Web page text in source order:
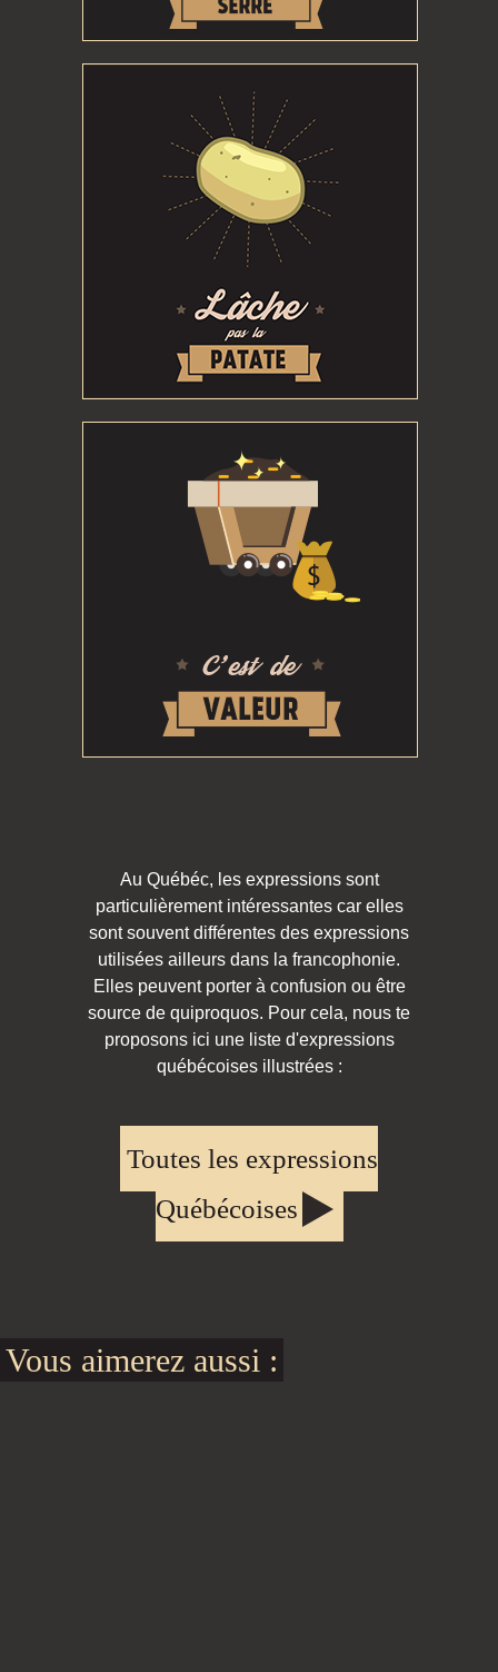
Au Québéc, les expressions sont
particulièrement intéressantes car elles
sont souvent différentes des expressions
utilisées ailleurs dans la francophonie.
Elles peuvent porter à confusion ou être
source de quiproquos. Pour cela, nous te
proposons ici une liste d'expressions
québécoises illustrées :
Toutes les expressions
Québécoises
Vous aimerez aussi :